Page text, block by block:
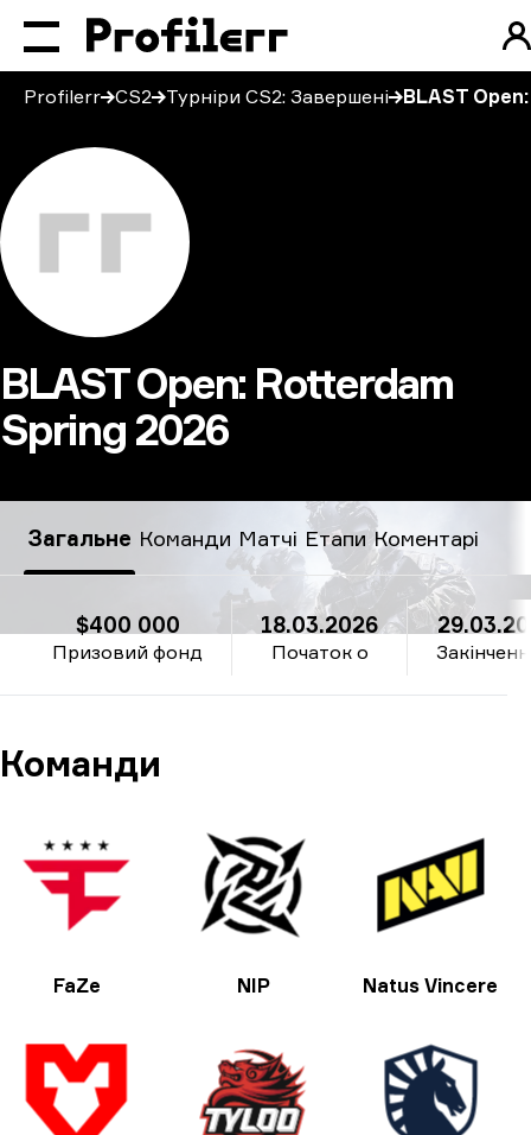
Profilerr CS2 Турніри CS2: Завершені BLAST
BLAST Open: Rotterdam
Spring 2026
BLAST Open: Rotterdam Spring 2026
Загальне Команди Матчі Етапи Коментарі
Призовий фонд
$400 000
Початок о
18.03.2026
Команди
FaZe NIP Natus Vincere